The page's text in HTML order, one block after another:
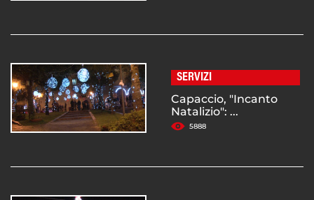
SERVIZI
Capaccio, "Incanto
Natalizio": ...
5888